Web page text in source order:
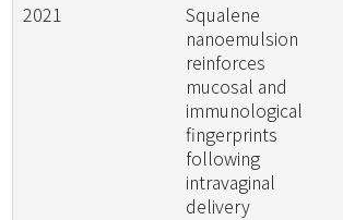
2021
Squalene
nanoemulsion
reinforces
mucosal and
immunological
fingerprints
following
intravaginal
delivery